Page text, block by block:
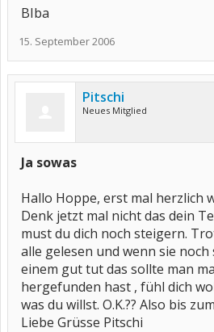
BIba
15. September 2006
Pitschi
Neues Mitglied
Ja sowas
Hallo Hoppe, erst mal herzlich
Denk jetzt mal nicht das dein
must du dich noch steigern.
alle gelesen und wenn sie noch
einem gut tut das sollte man
hergefunden hast , fühl dich
was du willst. O.K.?? Also bis
Liebe Grüsse Pitschi